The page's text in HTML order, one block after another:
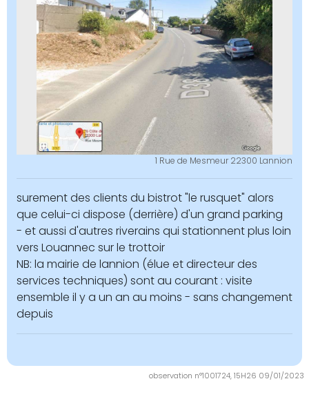
observation n°1001724, 15H26 09/01/2023
1 Rue de Mesmeur 22300 Lannion
surement des clients du bistrot "le rusquet" alors
que celui-ci dispose (derrière) d'un grand parking
- et aussi d'autres riverains qui stationnent plus loin
vers Louannec sur le trottoir
NB: la mairie de lannion (élue et directeur des
services techniques) sont au courant : visite
ensemble il y a un an au moins - sans changement
depuis